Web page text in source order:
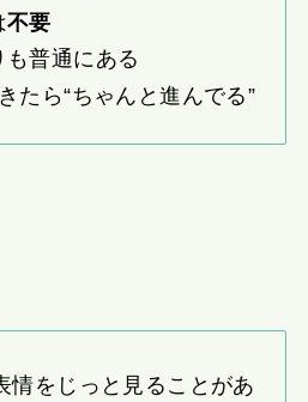
不要
普通にある
たら“ちゃんと進んでる”
情をじっと見ることがあ